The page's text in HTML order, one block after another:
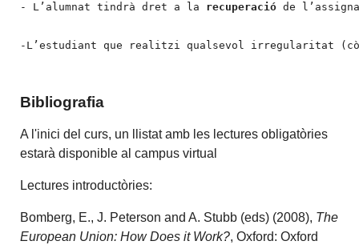
- L’alumnat tindrà dret a la recuperació de
Bibliografia
A l'inici del curs, un llistat amb les lectures obligatòries
estarà disponible al campus virtual
Lectures introductòries:
Bomberg, E., J. Peterson and A. Stubb (eds) (2008), The
European Union: How Does it Work?, Oxford: Oxford